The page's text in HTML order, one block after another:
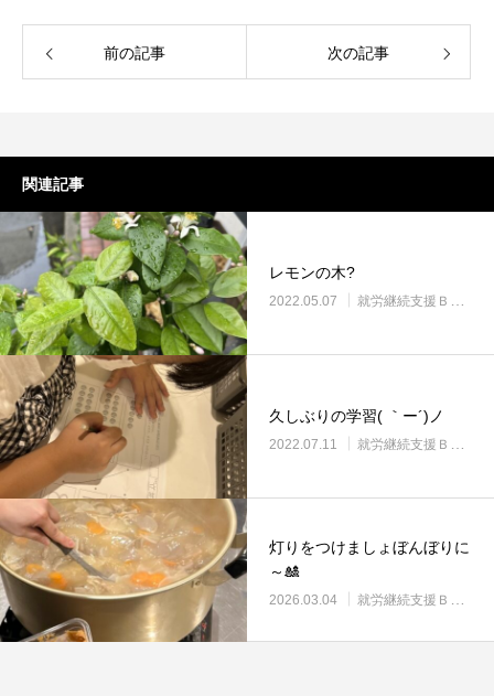
前の記事 次の記事
関連記事
レモンの木?
2022.05.07 就労継続支援Ｂ型・ニコプレイス
久しぶりの学習( ｀ー´)ノ
2022.07.11 就労継続支援Ｂ型・ニコプレイス
灯りをつけましょぼんぼりに
～🎎
2026.03.04 就労継続支援Ｂ型・ニコプレイス